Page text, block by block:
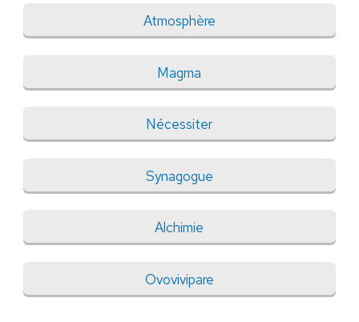
Atmosphère
Magma
Nécessiter
Synagogue
Alchimie
Ovovivipare